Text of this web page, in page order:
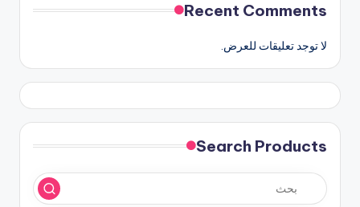
Recent Comments
لا توجد تعليقات للعرض.
Search Products